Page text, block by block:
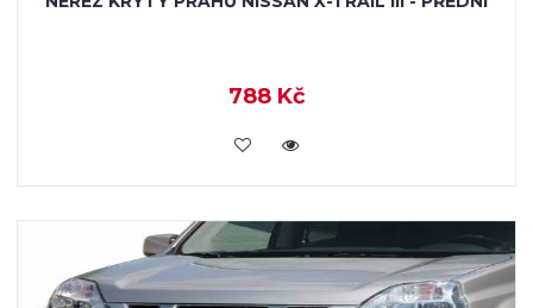
788 Kč
KOUPIT